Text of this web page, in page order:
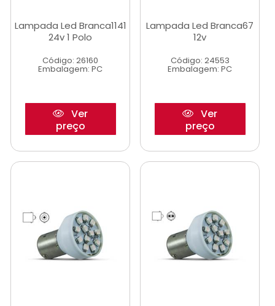
Lampada Led Branca1141
24v 1 Polo
Código: 26160
Embalagem: PC
Ver
preço
Lampada Led Branca67
12v
Código: 24553
Embalagem: PC
Ver
preço